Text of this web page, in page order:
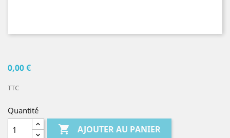
0,00 €
TTC
Quantité
 AJOUTER AU PANIER